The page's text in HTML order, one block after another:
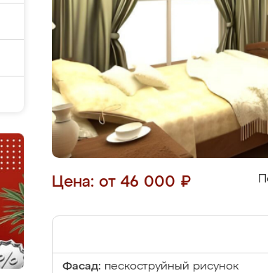
Цена: от 46 000 ₽
Фасад: пескоструйный рисунок